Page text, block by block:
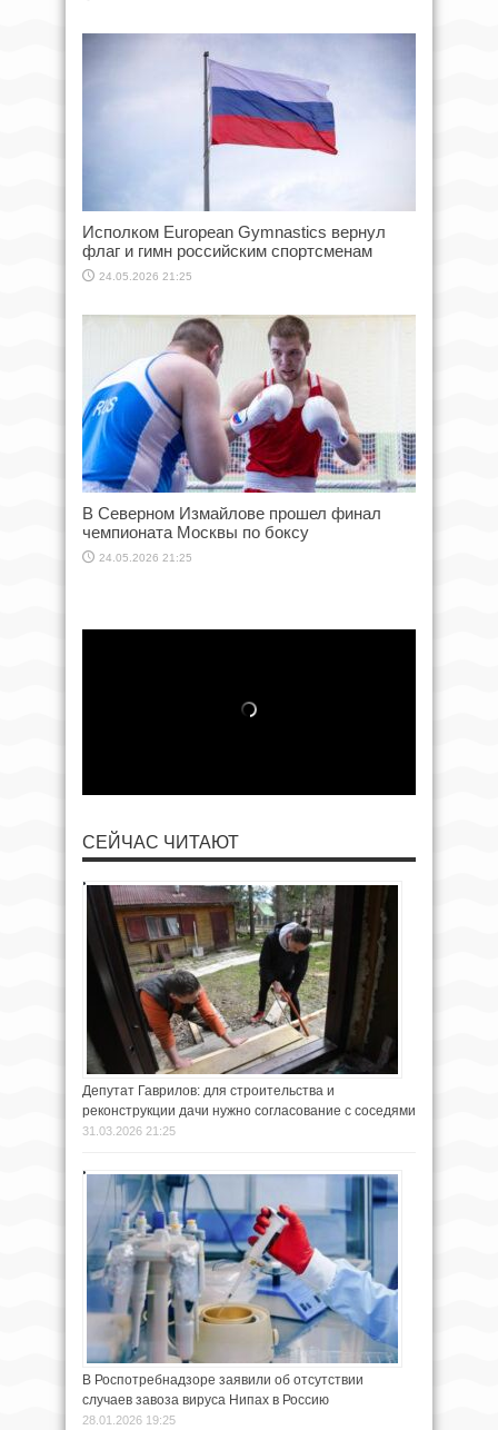
Исполком European Gymnastics вернул
флаг и гимн российским спортсменам
24.05.2026 21:25
В Северном Измайлове прошел финал
чемпионата Москвы по боксу
24.05.2026 21:25
СЕЙЧАС ЧИТАЮТ
Депутат Гаврилов: для строительства и
реконструкции дачи нужно согласование с соседями
31.03.2026 21:25
В Роспотребнадзоре заявили об отсутствии
случаев завоза вируса Нипах в Россию
28.01.2026 19:25